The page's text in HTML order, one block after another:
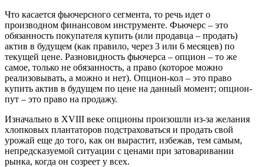
Что касается фьючерсного сегмента, то речь идет о
производном финансовом инструменте. Фьючерс – это
обязанность покупателя купить (или продавца – продать)
актив в будущем (как правило, через 3 или 6 месяцев) по
текущей цене. Разновидность фьючерса – опцион – то же
самое, только не обязанность, а право (которое можно
реализовывать, а можно и нет). Опцион-кол – это право
купить актив в будущем по цене на данный момент; опцион-
пут – это право на продажу.
Изначально в XVIII веке опционы произошли из-за желания
хлопковых плантаторов подстраховаться и продать свой
урожай еще до того, как он вырастит, избежав, тем самым,
непредсказуемой ситуации с ценами при затоваривании
рынка, когда он созреет у всех.